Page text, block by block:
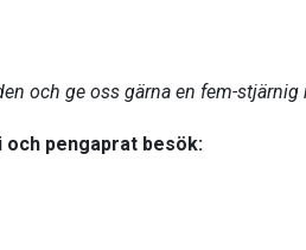
och ge oss gärna en fem-
pengaprat besök: